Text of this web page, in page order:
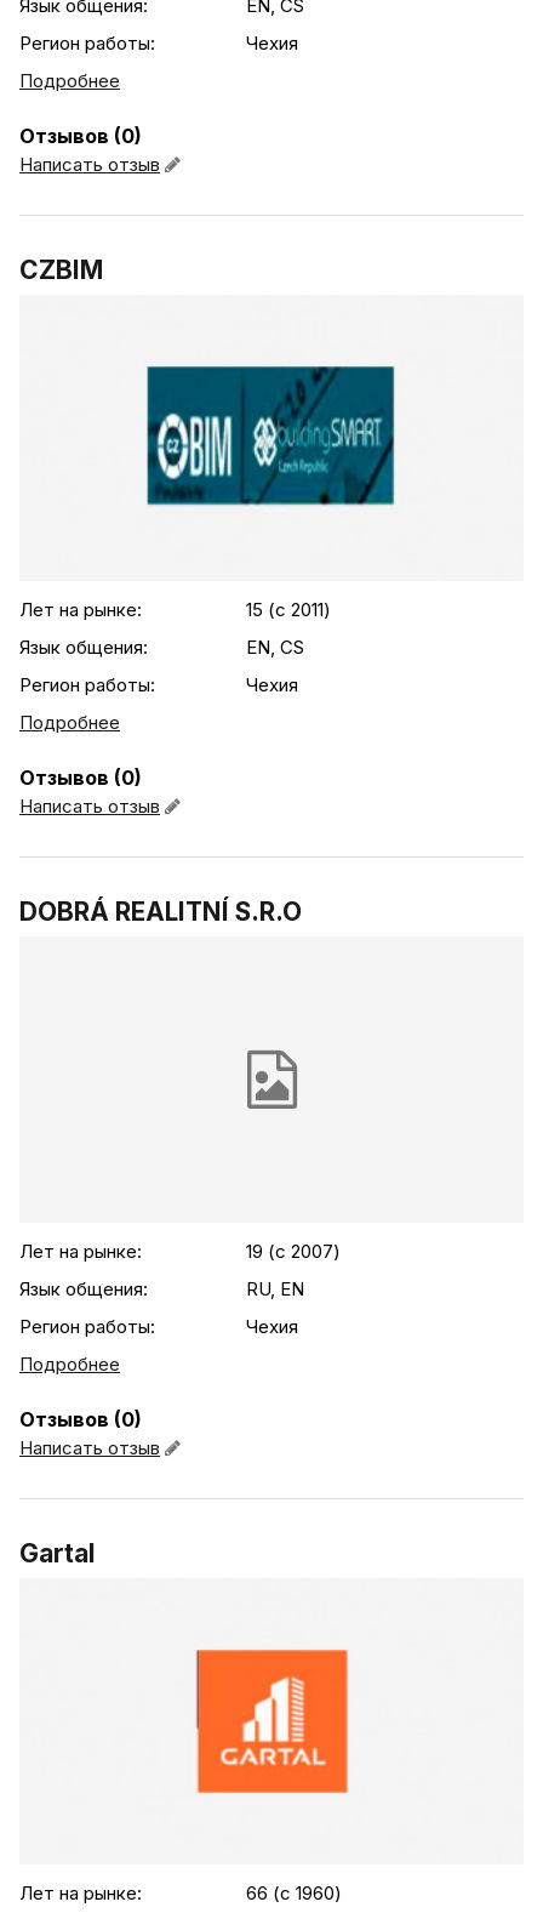
Язык общения:
EN, CS
Регион работы:
Чехия
Подробнее
Отзывов (0)
Написать отзыв
CZBIM
.agency-list-details
Лет на рынке:
15 (c 2011)
Язык общения:
EN, CS
Регион работы:
Чехия
Подробнее
Отзывов (0)
Написать отзыв
DOBRÁ REALITNÍ S.R.O
Лет на рынке:
19 (c 2007)
Язык общения:
RU, EN
Регион работы:
Чехия
Подробнее
Отзывов (0)
Написать отзыв
Gartal
.agency-list-details
Лет на рынке:
66 (c 1960)